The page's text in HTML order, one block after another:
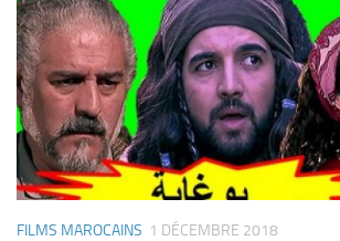
FILMS MAROCAINS 1 DÉCEMBRE 2018